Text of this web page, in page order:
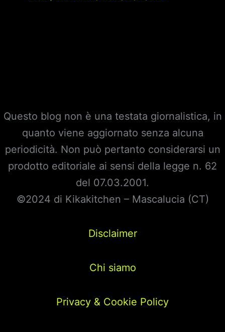
Questo blog non è una testata giornalistica, in
quanto viene aggiornato senza alcuna
periodicità. Non può pertanto considerarsi un
prodotto editoriale ai sensi della legge n. 62
del 07.03.2001.
©2024 di Kikakitchen – Mascalucia (CT)
Disclaimer
Chi siamo
Privacy & Cookie Policy